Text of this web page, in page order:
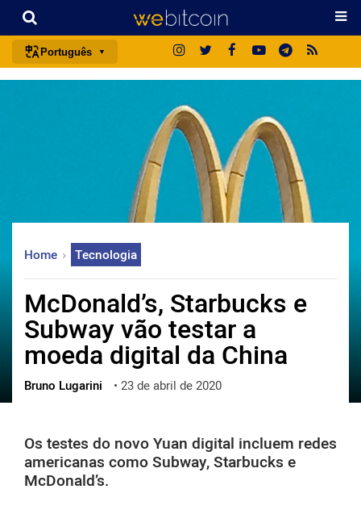
Português
中文
한국어
العربية
ไทย
ქართული
vietnamese
Home Tecnologia
McDonald’s, Starbucks e
Subway vão testar a
moeda digital da China
Bruno Lugarini • 23 de abril de 2020
Os testes do novo Yuan digital incluem redes
americanas como Subway, Starbucks e
McDonald’s.